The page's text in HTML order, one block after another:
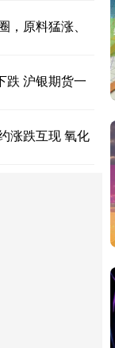
原料猛涨、
跌 沪银期货一
涨跌互现 氧化